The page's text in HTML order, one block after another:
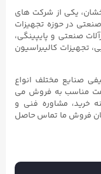
یکی از شرکت های
در حوزه تجهیزات
صنعتی و پایپینگی،
تجهیزات کالیبراسیون
صنایع مختلف انواع
مناسب به فروش می
خرید، مشاوره فنی و
فروش ما تماس حاصل